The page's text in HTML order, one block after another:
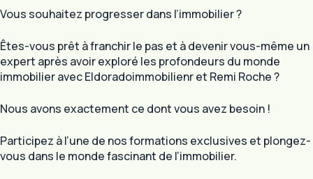
Vous souhaitez progresser dans l’immobilier ?
Êtes-vous prêt à franchir le pas et à devenir vous-même un
expert après avoir exploré les profondeurs du monde
immobilier avec Eldoradoimmobilienr et Remi Roche ?
Nous avons exactement ce dont vous avez besoin !
Participez à l’une de nos formations exclusives et plongez-
vous dans le monde fascinant de l’immobilier.